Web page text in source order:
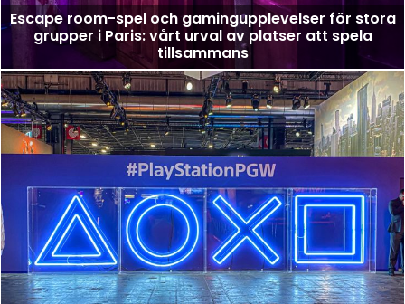
Escape room-spel och gamingupplevelser för stora
grupper i Paris: vårt urval av platser att spela
tillsammans